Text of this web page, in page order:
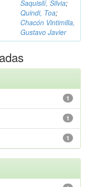
Saquisilí, Silvia;
Quindi, Toa;
Chacón Vintimilla,
Gustavo Javier
1
1
1